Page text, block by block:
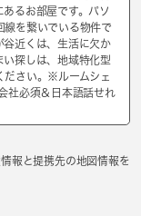
るお部屋です。パソ
線を繋いでいる物件で
谷近くは、生活に欠か
探しは、地域特化型
さい。※ルームシェ
社必須＆日本語話せれ
報と提携先の地図情報を